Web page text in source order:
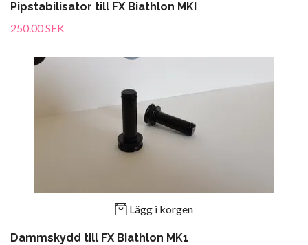
Pipstabilisator till FX Biathlon MKI
250.00 SEK
Lägg i korgen
Dammskydd till FX Biathlon MK1